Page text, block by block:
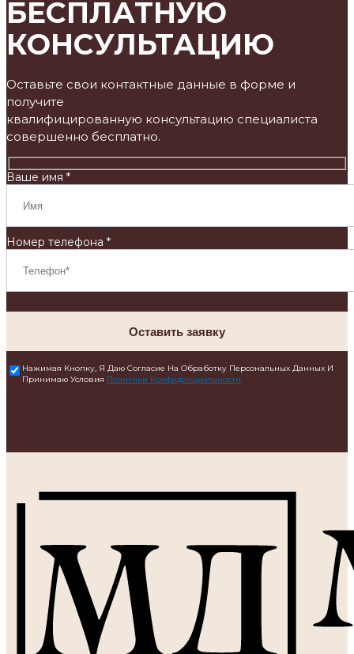
БЕСПЛАТНУЮ
КОНСУЛЬТАЦИЮ
Оставьте свои контактные данные в форме и
получите
квалифицированную консультацию специалиста
совершенно бесплатно.
Ваше имя *
Номер телефона *
Оставить заявку
Нажимая Кнопку, Я Даю Согласие На Обработку Персональных Данных И
Принимаю Условия Политики Конфиденциальности